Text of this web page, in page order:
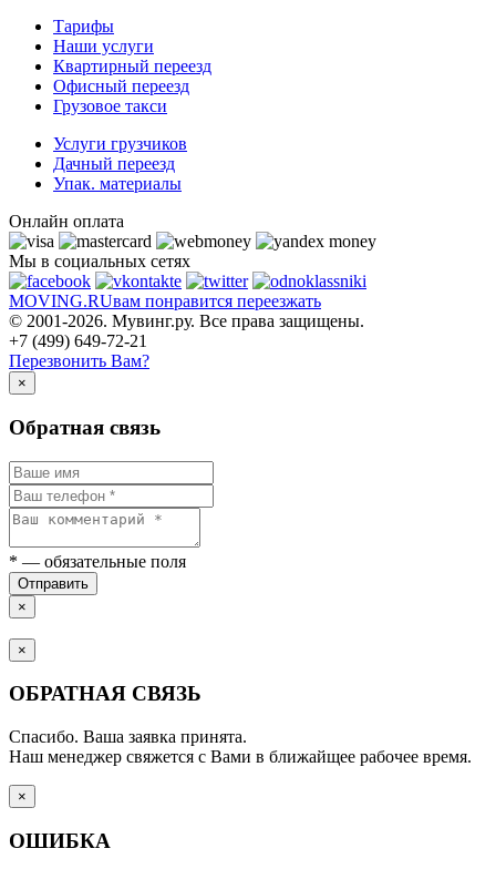
Тарифы
Наши услуги
Квартирный переезд
Офисный переезд
Грузовое такси
Услуги грузчиков
Дачный переезд
Упак. материалы
Онлайн оплата
Мы в социальных сетях
MOVING.RUвам понравится переезжать
© 2001-2026. Мувинг.ру. Все права защищены.
+7 (499) 649-72-21
Перезвонить Вам?
×
Обратная связь
* — обязательные поля
Отправить
×
×
ОБРАТНАЯ СВЯЗЬ
Спасибо. Ваша заявка принята.
Наш менеджер свяжется с Вами в ближайщее рабочее время.
×
ОШИБКА